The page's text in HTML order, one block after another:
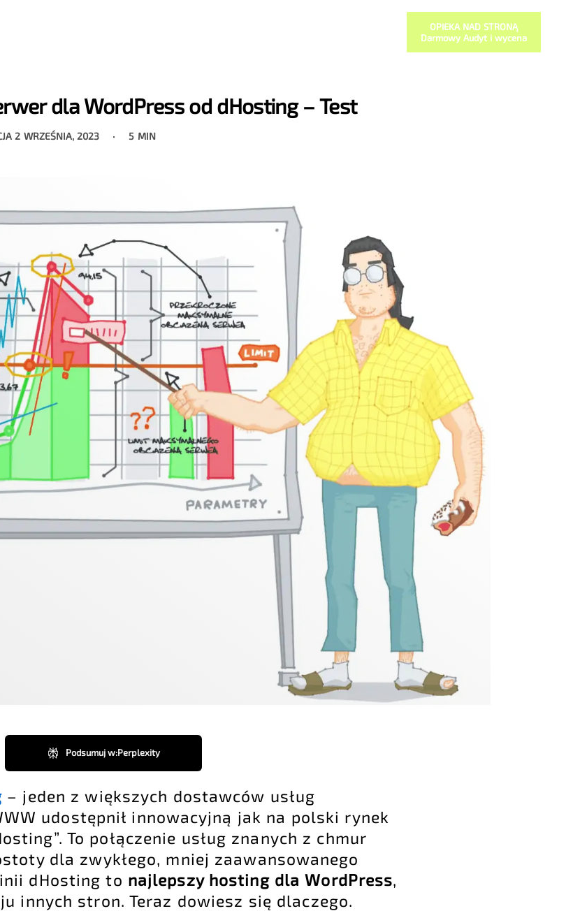
OPIEKA NAD STRONĄ
Darmowy Audyt i wycena
dla WordPress od dHosting – Test
2 WRZEŚNIA, 2023 5 MIN
Podsumuj w:Perplexity
– jeden z większych dostawców usług
udostępnił innowacyjną jak na polski rynek
To połączenie usług znanych z chmur
dla zwykłego, mniej zaawansowanego
dHosting to najlepszy hosting dla WordPress,
innych stron. Teraz dowiesz się dlaczego.